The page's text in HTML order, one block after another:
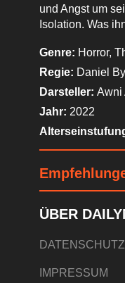
und Angst um
Isolation. Was
Genre: Horror,
Regie: Daniel
Darsteller: Awni
Jahr: 2022
ÜBER
DATENSCHUTZ
IMPRESSUM